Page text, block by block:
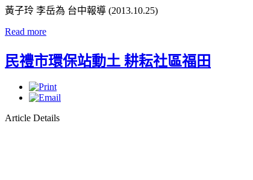
黃子玲 李岳為 台中報導 (2013.10.25)
Read more
民禮市環保站動土 耕耘社區福田
Article Details